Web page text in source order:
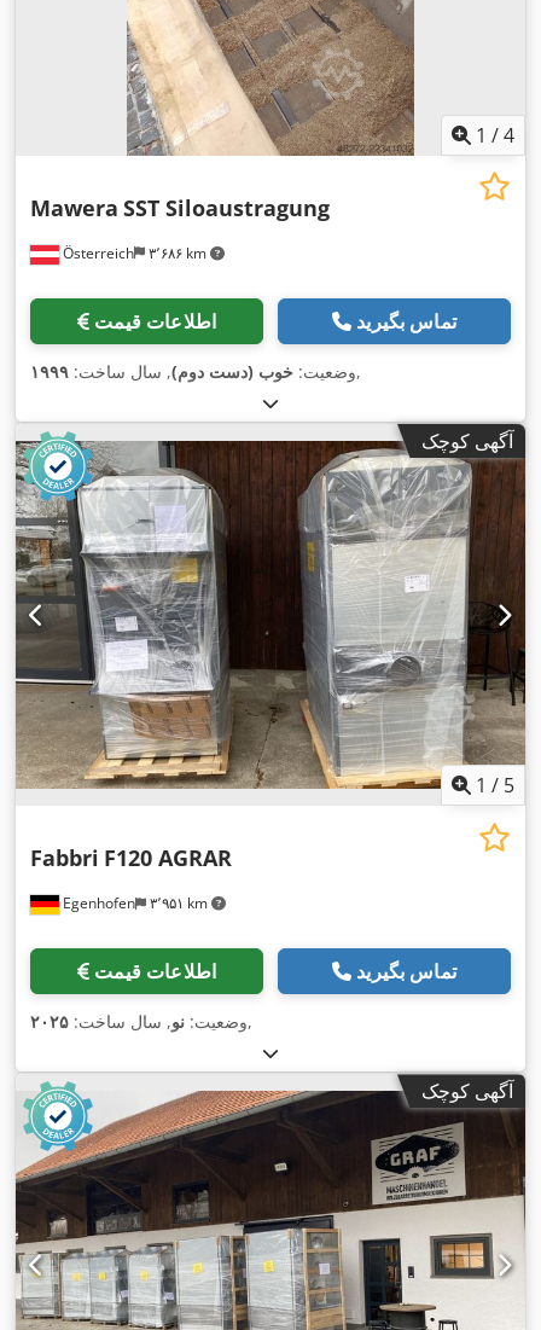
1 /4
Österreich ۳٬۶۸۶ km
Mawera SST Siloaustragung
اطلاعات قیمت تماس بگیرید
وضعیت: خوب (دست دوم), سال ساخت: ۱۹۹۹ ,
آگهی کوچک
1 / 5
Egenhofen ۳٬۹۵۱ km
Fabbri F120 AGRAR
اطلاعات قیمت تماس بگیرید
وضعیت: نو, سال ساخت: ۲۰۲۵ ,
آگهی کوچک